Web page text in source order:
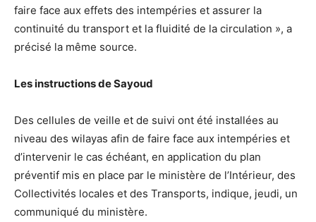
faire face aux effets des intempéries et assurer la
continuité du transport et la fluidité de la circulation », a
précisé la même source.
Les instructions de Sayoud
Des cellules de veille et de suivi ont été installées au
niveau des wilayas afin de faire face aux intempéries et
d’intervenir le cas échéant, en application du plan
préventif mis en place par le ministère de l’Intérieur, des
Collectivités locales et des Transports, indique, jeudi, un
communiqué du ministère.